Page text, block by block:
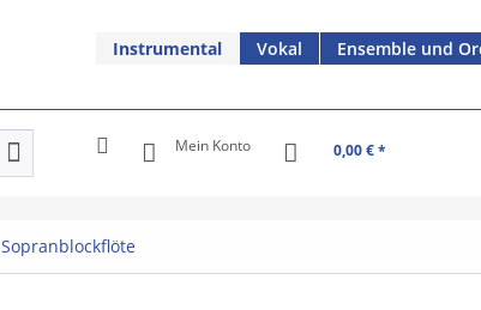
Instrumental Vokal Ensemble und
Mein Konto 0,00 € *
Sopranblockflöte